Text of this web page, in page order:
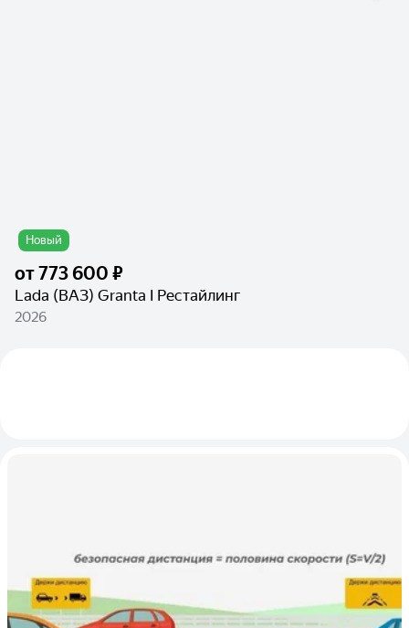
Новый
от773 600 ₽
Lada (ВАЗ) Granta I Рестайлинг
2026